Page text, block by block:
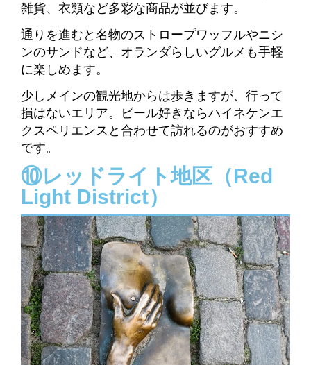
雑貨、衣類など多彩な商品が並びます。
通りを進むと名物のストロープワッフルやニシ
ンのサンドなど、オランダらしいグルメも手軽
に楽しめます。
少しメインの観光地からは歩きますが、行って
損はないエリア。ビール好きならハイネケンエ
クスペリエンスと合わせて訪れるのがおすすめ
です。
⑩レッドライト地区（Red
Light District）